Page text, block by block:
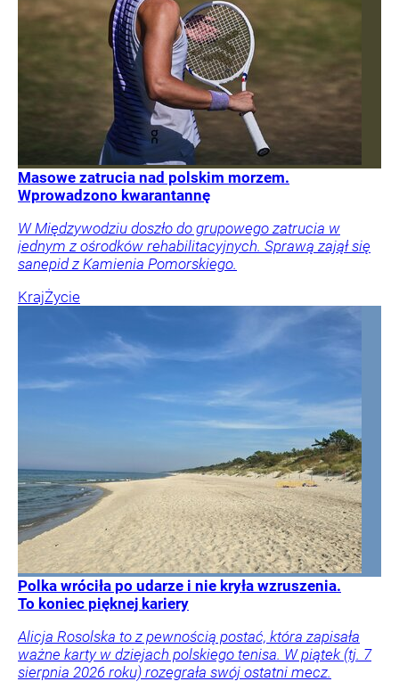
Masowe zatrucia nad polskim morzem.
Wprowadzono kwarantannę
W Międzywodziu doszło do grupowego zatrucia w
jednym z ośrodków rehabilitacyjnych. Sprawą zajął się
sanepid z Kamienia Pomorskiego.
KrajŻycie
Polka wróciła po udarze i nie kryła wzruszenia.
To koniec pięknej kariery
Alicja Rosolska to z pewnością postać, która zapisała
ważne karty w dziejach polskiego tenisa. W piątek (tj. 7
sierpnia 2026 roku) rozegrała swój ostatni mecz.